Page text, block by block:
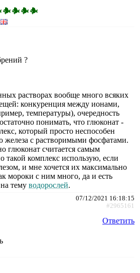
?
растворах вообще много всяких
конкуренция между ионами,
температуры), очередность
понимать, что глюконат -
который просто неспособен
железа с растворимыми фосфатами.
глюконат считается самым
комплекс использую, если
и мне хочется их максимально
мороки с ним много, да и есть
тему водорослей.
07/12/2021 16:18:15
#2965161
Ответить